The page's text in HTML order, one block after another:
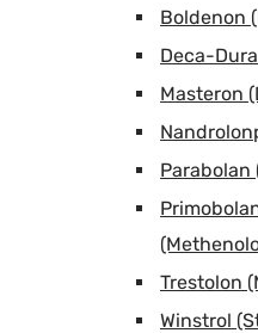
Boldenon
Deca-
Masteron
Parabolan
Trestolon
Winstrol